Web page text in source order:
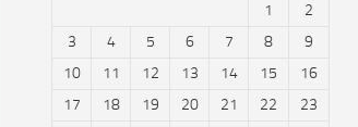
1
2
3
4 5 6 7 8
9
10
11 12 13 14 15
16
17
18 19 20 21 22 23